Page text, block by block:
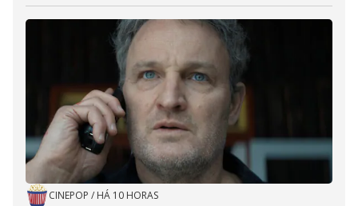
CINEPOP / HÁ 10 HORAS